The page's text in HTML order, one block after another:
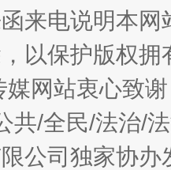
生
来电说明本
以保护版权
网站衷心致
共/全民/法治/
公司独家协